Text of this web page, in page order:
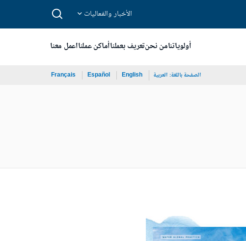
الأخبار والفعاليات
أولوياتنامن نحنتعريف بعملناأماكن عملنااعمل معنا
الصفحة باللغة: العربية English
Español
Français